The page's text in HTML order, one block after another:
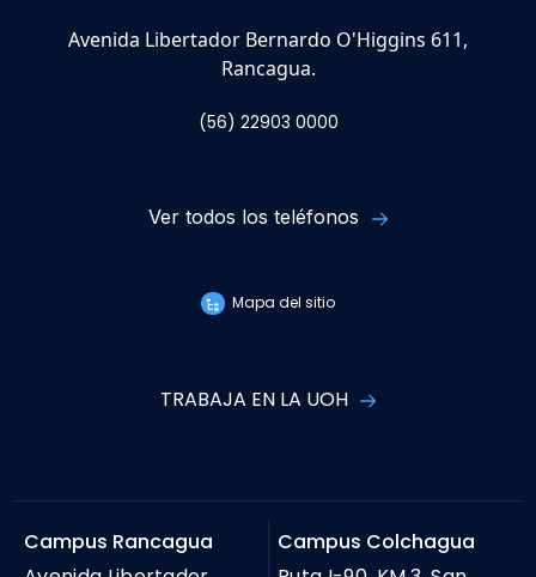
Avenida Libertador Bernardo O'Higgins 611,
Rancagua.
(56) 22903 0000
Ver todos los teléfonos
Mapa del sitio
TRABAJA EN LA UOH
Campus Rancagua
Campus Colchagua